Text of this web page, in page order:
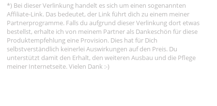
*) Bei dieser Verlinkung handelt es sich um einen sogenannten
Affiliate-Link. Das bedeutet, der Link führt dich zu einem meiner
Partnerprogramme. Falls du aufgrund dieser Verlinkung dort etwas
bestellst, erhalte ich von meinem Partner als Dankeschön für diese
Produktempfehlung eine Provision. Dies hat für Dich
selbstverständlich keinerlei Auswirkungen auf den Preis. Du
unterstützt damit den Erhalt, den weiteren Ausbau und die Pflege
meiner Internetseite. Vielen Dank :-)